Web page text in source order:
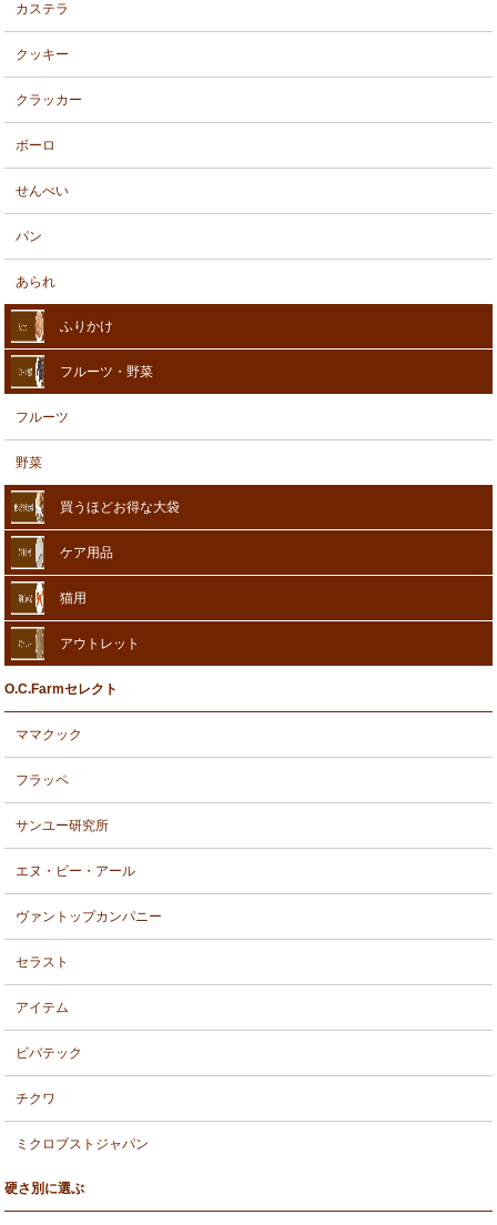
カステラ
クッキー
クラッカー
ボーロ
せんべい
パン
あられ
ふりかけ
フルーツ・野菜
フルーツ
野菜
買うほどお得な大袋
ケア用品
猫用
アウトレット
O.C.Farmセレクト
ママクック
フラッペ
サンユー研究所
エヌ・ビー・アール
ヴァントップカンパニー
セラスト
アイテム
ビバテック
チクワ
ミクロブストジャパン
硬さ別に選ぶ